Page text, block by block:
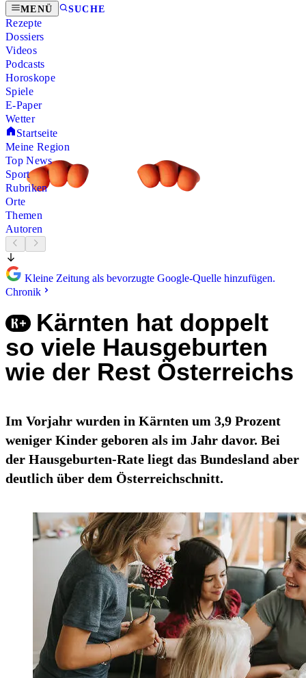
MENÜ SUCHE
Rezepte
Dossiers
Videos
Podcasts
Horoskope
Spiele
E-Paper
Wetter
Startseite
Meine Region
Top News
Sport
Rubriken
Orte
Themen
Autoren
Kleine Zeitung als bevorzugte Google-Quelle hinzufügen.
Chronik
Kärnten hat doppelt
so viele Hausgeburten
wie der Rest Österreichs
Im Vorjahr wurden in Kärnten um 3,9 Prozent
weniger Kinder geboren als im Jahr davor. Bei
der Hausgeburten-Rate liegt das Bundesland aber
deutlich über dem Österreichschnitt.